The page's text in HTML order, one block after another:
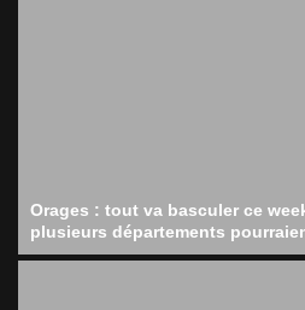
Orages : tout va basculer ce
plusieurs départements